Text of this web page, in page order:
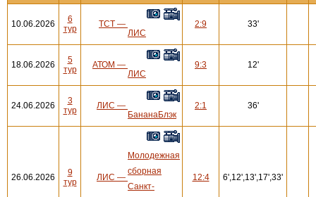
10.06.2026
6
тур
ТСТ —
ЛИС
2:9 33'
18.06.2026
5
тур
АТОМ —
ЛИС
9:3 12'
24.06.2026
3
тур
ЛИС —
БананаБлэк
2:1 36'
26.06.2026
9
тур
ЛИС —
Молодежная
сборная
Санкт-
12:4 6',12',13',17',33'